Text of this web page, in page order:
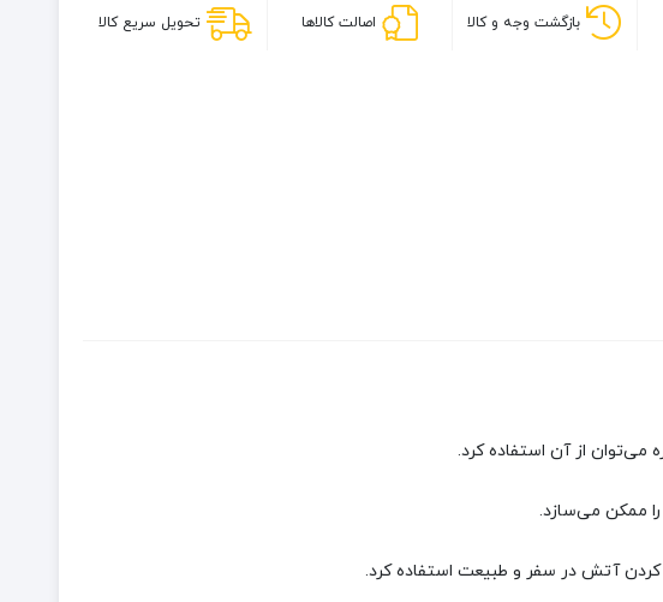
بازگشت وجه و کالا اصالت کالاها تحویل سریع کالا
کردن آتش در سفر و طبیعت استفاده کرد.